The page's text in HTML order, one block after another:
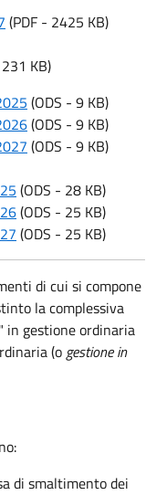
(PDF - 2425 KB)
KB)
(ODS - 9 KB)
(ODS - 9 KB)
(ODS - 9 KB)
(ODS - 28 KB)
(ODS - 25 KB)
(ODS - 25 KB)
di cui si compone
la complessiva
in gestione ordinaria
(ogestione in
di smaltimento dei